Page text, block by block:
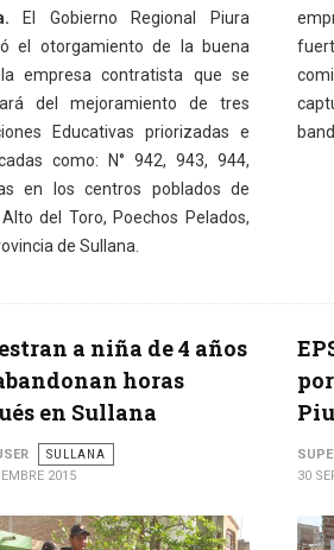
El Gobierno Regional Piura
el otorgamiento de la buena
empresa contratista que se
del mejoramiento de tres
Educativas priorizadas e
como: N° 942, 943, 944,
en los centros poblados de
Alto del Toro, Poechos Pelados,
de Sullana.
a niña de 4 años
horas
en Sullana
SULLANA
2015
30